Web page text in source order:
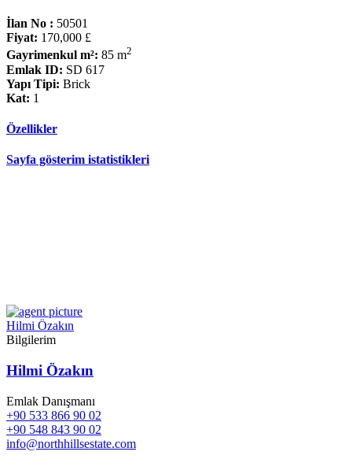
İlan No : 50501
Fiyat: 170,000 £
Gayrimenkul m²: 85 m2
Emlak ID: SD 617
Yapı Tipi: Brick
Kat: 1
Özellikler
Sayfa gösterim istatistikleri
Hilmi Özakın
Bilgilerim
Hilmi Özakın
Emlak Danışmanı
+90 533 866 90 02
+90 548 843 90 02
info@northhillsestate.com